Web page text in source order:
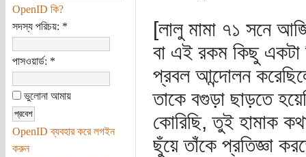
OpenID কি?
সদস্য পরিচয়: *
পাসওয়ার্ড: *
ভুলোনা আমায়
OpenID ব্যবহার করে লগইন
করুন
[লালু মামা ৭১ সনে
বা এই রকম কিছু
প্রবল আন্দোলন
তাকে বগুড়া ছাড়তে
কোরিছি, তুই হামাক
ছুঁয়ে তাঁকে প্রতিজ্ঞা